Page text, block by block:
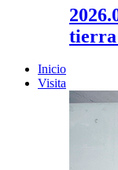
Inicio
Visita